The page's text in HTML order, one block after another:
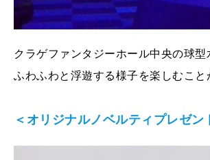
クラゲファンタジーホール中央の球
ふわふわと浮遊する様子を楽しむこと
＜オリジナルノベルティプレゼン